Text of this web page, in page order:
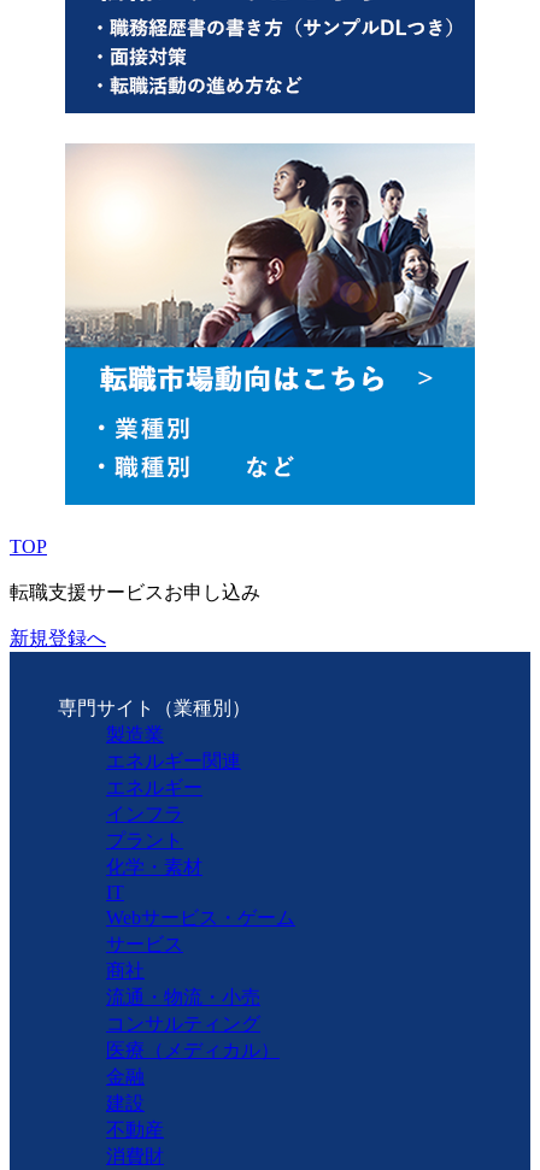
TOP
転職支援サービスお申し込み
新規登録へ
専門サイト（業種別）
製造業
エネルギー関連
エネルギー
インフラ
プラント
化学・素材
IT
Webサービス・ゲーム
サービス
商社
流通・物流・小売
コンサルティング
医療（メディカル）
金融
建設
不動産
消費財